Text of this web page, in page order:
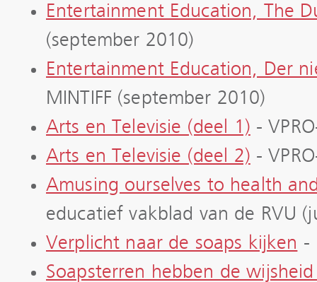
Entertainment Education, The
(september 2010)
Entertainment Education, Der
MINTIFF (september 2010)
Arts en Televisie (deel 1) -
Arts en Televisie (deel 2) -
Amusing ourselves to health
educatief vakblad van de RVU
Verplicht naar de soaps kijken -
Soapsterren hebben de